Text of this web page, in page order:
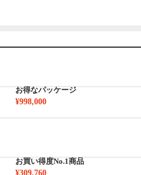
お得なパッケージ
¥998,000
お買い得度No.1商品
¥309,760